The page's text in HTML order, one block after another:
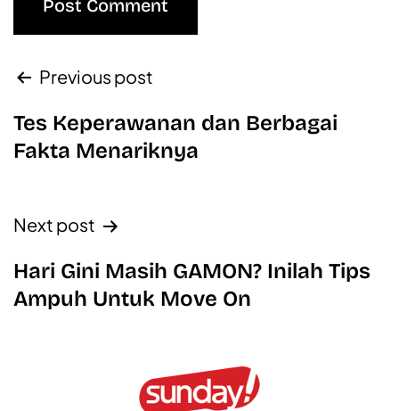
Previous post
Tes Keperawanan dan Berbagai
Fakta Menariknya
Next post
Hari Gini Masih GAMON? Inilah Tips
Ampuh Untuk Move On